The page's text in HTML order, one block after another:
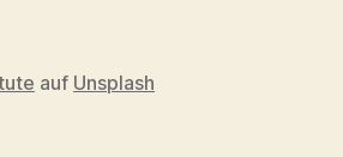
auf Unsplash